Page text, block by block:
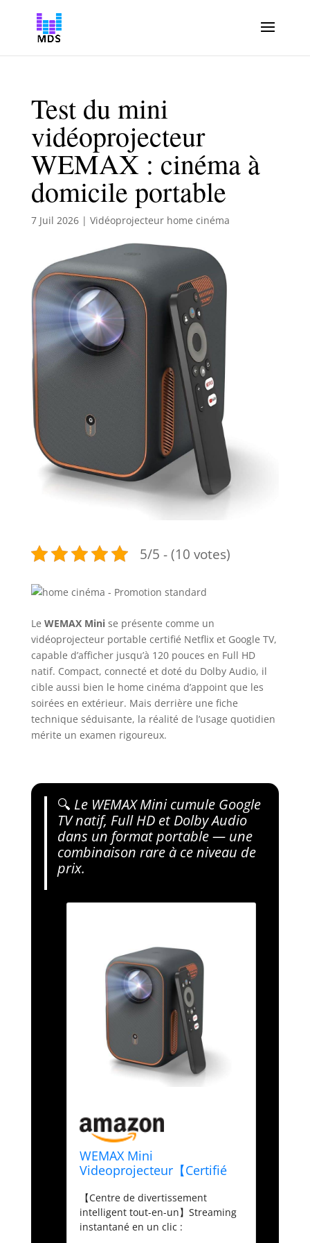
Test du mini
vidéoprojecteur
WEMAX : cinéma à
domicile portable
7 Juil 2026| Vidéoprojecteur home cinéma
5/5 - (10 votes)
Le WEMAX Minise présente comme un
vidéoprojecteur portable certifié Netflix et Google TV,
capable d’afficher jusqu’à 120 pouces en Full HD
natif. Compact, connecté et doté du Dolby Audio, il
cible aussi bien le home cinéma d’appoint que les
soirées en extérieur. Mais derrière une fiche
technique séduisante, la réalité de l’usage quotidien
mérite un examen rigoureux.
🔍 Le WEMAX Mini cumule Google
TV natif, Full HD et Dolby Audio
dans un format portable — une
combinaison rare à ce niveau de
prix.
WEMAX Mini
Videoprojecteur【Certifié
Projecteur
Portable【Support 4K &
1080P Natif】
【Centre de divertissement
intelligent tout-en-un】Streaming
instantané en un clic :